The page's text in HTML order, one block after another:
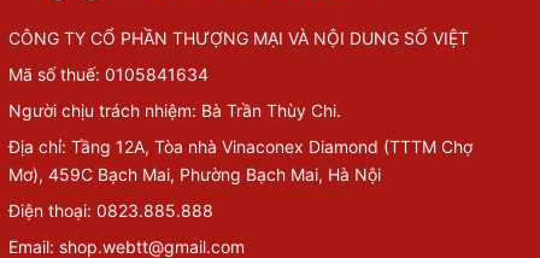
CÔNG TY CỔ PHẦN THƯỢNG MẠI VÀ NỘI DUNG SỐ VIỆT
Mã số thuế: 0105841634
Người chịu trách nhiệm: Bà Trần Thùy Chi.
Địa chỉ: Tầng 12A, Tòa nhà Vinaconex Diamond (TTTM Chợ
Mơ), 459C Bạch Mai, Phường Bạch Mai, Hà Nội
Điện thoại: 0823.885.888
Email: shop.webtt@gmail.com